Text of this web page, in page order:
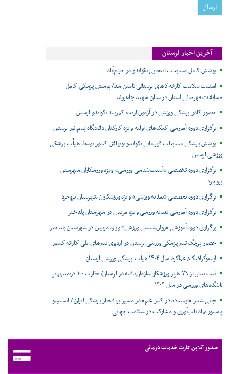
آخرین اخبار لرستان
پوشش کامل مسابقات انتخابی تکواندو در خرم‌آباد
امنیت سلامت کاراته‌کاهای لرستانی تامین شد/ پوشش پزشکی کامل
مسابقات قهرمانی استان در سالن شهید چاغروند
حضور کادر پزشکی ورزشی در آزمون ارتقاء کمربند تکواندو لرستان
برگزاری دوره آموزشی کمک‌های اولیه ویژه کارکنان دانشگاه پیام نور لرستان
پوشش پزشکی مسابقات قهرمانی تکواندو نونهالان کشور توسط هیأت پزشکی
ورزشی لرستان
برگزاری دوره تخصصی «آسیب‌شناسی ورزشی» ویژه ورزشکاران شهرستان
بروجرد
برگزاری دوره تخصصی «تغذیه ورزشی» ویژه ورزشکاران شهرستان بروجرد
برگزاری دوره آموزشی تغذیه ورزشی ویژه مربیان در شهرستان پلدختر
برگزاری دوره آموزشی «روان‌شناسی ورزشی» ویژه مربیان در شهرستان پلدختر
حضور پررنگ تیم پزشکی ورزشی لرستان در اردوی تیم‌های ملی کاراته کشور
اینفوگرافیک/ عملکرد سال ۱۴۰۴ هیات پزشکی ورزشی لرستان
ثبت بیش از ۷۹ هزار ورزشکار سازمان‌یافته در لرستان/ نظارت ۱۰۰ درصدی بر
باشگاه‌های ورزشی در سال ۱۴۰۴
تجلی شعار «ایستاده در کنار علم» در مسیر پرافتخار پزشکی ایران / انستیتو
پاستور نماد تاب‌آوری و مشارکت در سلامت جهانی
صدور آنلاین کارت خدمات درمانی